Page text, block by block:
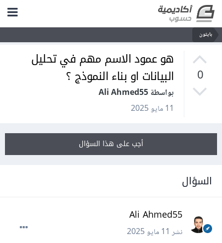
بايثون
0
هو عمود الاسم مهم في تحليل
البيانات او بناء النموذج ؟
بواسطة Ali Ahmed55
11 مايو 2025
أجب على هذا السؤال
السؤال
Ali Ahmed55
نشر11 مايو 2025